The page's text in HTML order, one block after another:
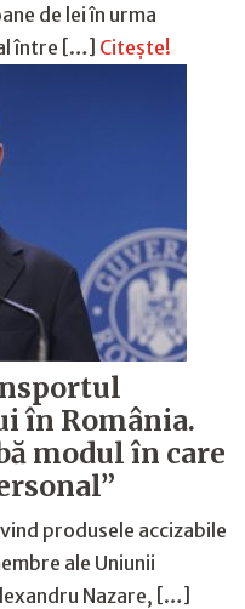
de lei în urma
între […] Citește!
în România.
modul în care
produsele accizabile
ale Uniunii
Nazare, […]